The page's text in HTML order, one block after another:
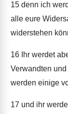
15 denn ich
alle eure
widerstehen
16 Ihr werdet
Verwandten
werden einige
17 und ihr